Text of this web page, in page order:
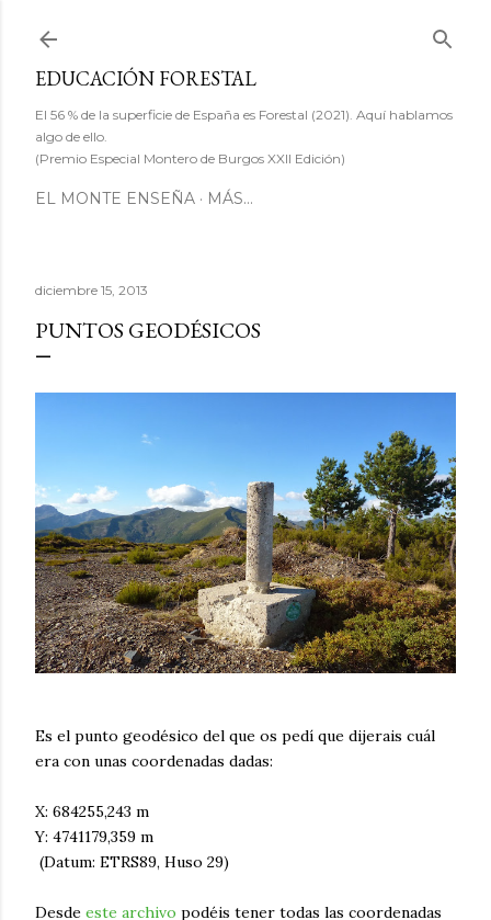
EDUCACIÓN FORESTAL
El 56 % de la superficie de España es Forestal (2021). Aquí hablamos
algo de ello.
(Premio Especial Montero de Burgos XXII Edición)
EL MONTE ENSEÑA MÁS…
diciembre 15, 2013
PUNTOS GEODÉSICOS
Es el punto geodésico del que os pedí que dijerais cuál
era con unas coordenadas dadas:
X: 684255,243 m
Y: 4741179,359 m
(Datum: ETRS89, Huso 29)
Desde este archivo podéis tener todas las coordenadas